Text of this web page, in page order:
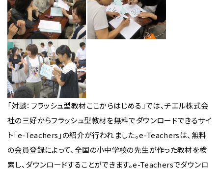
「対談：フラッシュ型教材ここからはじめる」では、チエル株式会
社の三好からフラッシュ型教材を無料でダウンロードできるサイ
ト「e-Teachers」の紹介が行われました。e-Teachersは、無料
の会員登録によって、全国の小中学校の先生が作った教材を検
索し、ダウンロードすることができます。e-Teachersでダウンロ